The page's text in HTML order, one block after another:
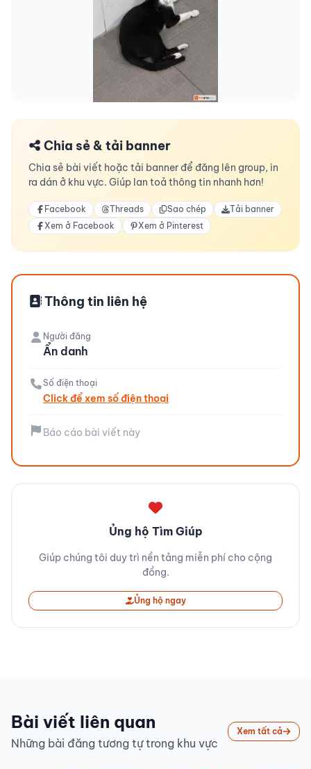
Chia sẻ & tải banner
Chia sẻ bài viết hoặc tải banner để đăng lên group, in
ra dán ở khu vực. Giúp lan toả thông tin nhanh hơn!
Facebook Threads Sao chép
Tải banner
Xem ở Facebook
Xem ở Pinterest
Thông tin liên hệ
Người đăng
Ẩn danh
Số điện thoại
Click để xem số điện thoại
Báo cáo bài viết này
Ủng hộ Tìm Giúp
Giúp chúng tôi duy trì nền tảng miễn phí cho cộng
đồng.
Ủng hộ ngay
Bài viết liên quan
Những bài đăng tương tự trong khu vực
Xem tất cả